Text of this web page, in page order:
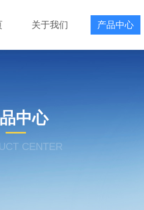
关于我们 产品中心
中心
CENTER